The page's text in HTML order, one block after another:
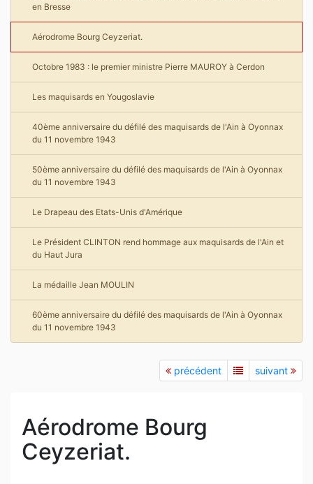
en Bresse
Aérodrome Bourg Ceyzeriat.
Octobre 1983 : le premier ministre Pierre MAUROY à Cerdon
Les maquisards en Yougoslavie
40ème anniversaire du défilé des maquisards de l'Ain à Oyonnax
du 11 novembre 1943
50ème anniversaire du défilé des maquisards de l'Ain à Oyonnax
du 11 novembre 1943
Le Drapeau des Etats-Unis d'Amérique
Le Président CLINTON rend hommage aux maquisards de l'Ain et
du Haut Jura
La médaille Jean MOULIN
60ème anniversaire du défilé des maquisards de l'Ain à Oyonnax
du 11 novembre 1943
précédent suivant
Aérodrome Bourg
Ceyzeriat.